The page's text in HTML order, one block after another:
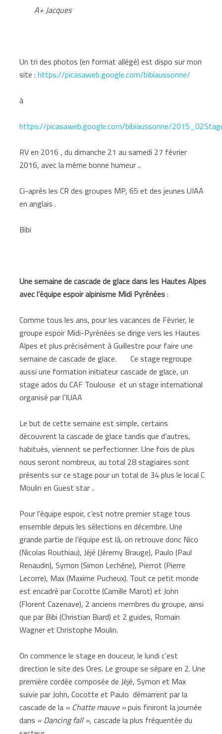
A+ Jacques
Un tri des photos (en format allégé) est dispo sur mon
site :https://picasaweb.google.com/bibiaussonne/
à
https://picasaweb.google.com/bibiaussonne/
RV en 2016 , du dimanche 21 au samedi 27 février
2016, avec la même bonne humeur ..
Ci-après les CR des groupes MP, 65 et des jeunes UIAA
en anglais .
Bibi
Une semaine de cascade de glace dans les Hautes Alpes
avec l’équipe espoir alpinisme Midi Pyrénées:
Comme tous les ans, pour les vacances de Février, le
groupe espoir Midi-Pyrénées se dirige vers les Hautes
Alpes et plus précisément à Guillestre pour faire une
semaine de cascade de glace. Ce stage regroupe
aussi une formation initiateur cascade de glace, un
stage ados du CAF Toulouse et un stage international
organisé par l’IUAA
Le but de cette semaine est simple, certains
découvrent la cascade de glace tandis que d’autres,
habitués, viennent se perfectionner. Une fois de plus
nous seront nombreux, au total 28 stagiaires sont
présents sur ce stage pour un total de 34 plus le local C
Moulin en Guest star ..
Pour l’équipe espoir, c’est notre premier stage tous
ensemble depuis les sélections en décembre. Une
grande partie de l’équipe est là, on retrouve donc Nico
(Nicolas Routhiau), Jéjé (Jéremy Brauge), Paulo (Paul
Renaudin), Symon (Simon Lechêne), Pierrot (Pierre
Lecorre), Max (Maxime Pucheux). Tout ce petit monde
est encadré par Cocotte (Camille Marot) et John
(Florent Cazenave), 2 anciens membres du groupe, ainsi
que par Bibi (Christian Biard) et 2 guides, Romain
Wagner et Christophe Moulin.
On commence le stage en douceur, le lundi c’est
direction le site des Ores. Le groupe se sépare en 2. Une
première cordée composée de Jéjé, Symon et Max
suivie par John, Cocotte et Paulo démarrent par la
cascade de la« Chatte mauve »puis finiront la journée
dans « Dancing fall »,cascade la plus fréquentée du